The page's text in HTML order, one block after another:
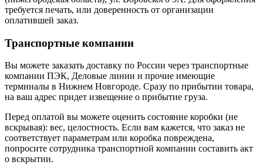
требуется печать, или доверенность от организации
оплатившей заказ.
Транспортные компании
Вы можете заказать доставку по России через транспортные
компании ПЭК, Деловые линии и прочие имеющие
терминалы в Нижнем Новгороде. Сразу по прибытии товара,
на ваш адрес придет извещение о прибытие груза.
Перед оплатой вы можете оценить состояние коробки (не
вскрывая): вес, целостность. Если вам кажется, что заказ не
соответствует параметрам или коробка повреждена,
попросите сотрудника транспортной компании составить акт
о вскрытии.